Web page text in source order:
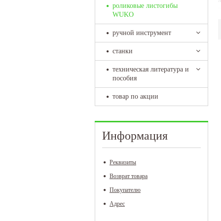
роликовые листогибы
WUKO
ручной инструмент
станки
техническая литература и
пособия
товар по акции
Информация
Реквизиты
Возврат товара
Покупателю
Адрес